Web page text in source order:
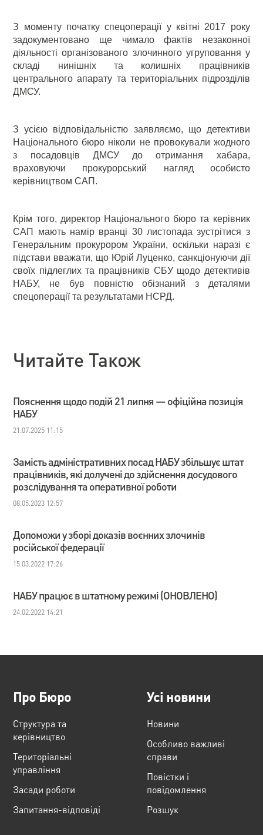
З моменту початку спецоперації у квітні 2017 року
задокументовано ще чимало фактів незаконної
діяльності організованого злочинного угруповання у
складі нинішніх та колишніх працівників
центрального апарату та територіальних підрозділів
ДМСУ.
З усією відповідальністю заявляємо, що детективи
Національного бюро ніколи не провокували жодного
з посадовців ДМСУ до отримання хабара,
враховуючи прокурорський нагляд особисто
керівництвом САП.
Крім того, директор Національного бюро та керівник
САП мають намір вранці 30 листопада зустрітися з
Генеральним прокурором України, оскільки наразі є
підстави вважати, що Юрій Луценко, санкціонуючи дії
своїх підлеглих та працівників СБУ щодо детективів
НАБУ, не був повністю обізнаний з деталями
спецоперації та результатами НСРД.
Читайте Також
Пояснення щодо подій 21 липня — офіційна позиція
НАБУ
21.07.2025 11:15
Замість адміністративних посад НАБУ збільшує штат
працівників, які долучені до здійснення досудового
розслідування та оперативної роботи
08.05.2023 12:57
Допоможи у зборі доказів воєнних злочинів
російської федерації
15.03.2022 17:26
НАБУ працює в штатному режимі (ОНОВЛЕНО)
24.02.2022 14:21
Про Бюро
Структура та
керівництво
Територіальні
управління
Засади роботи
Запитання-відповіді
Усі новини
Новини
Особливо важливі
справи
Повістки і
повідомлення
Розшук